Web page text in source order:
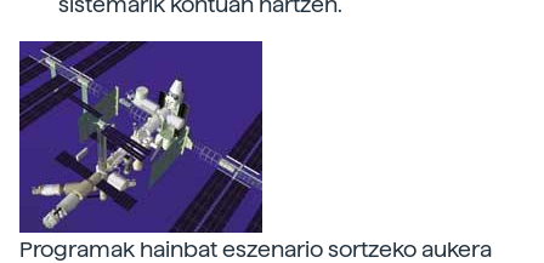
Programak hainbat eszenario sortzeko aukera